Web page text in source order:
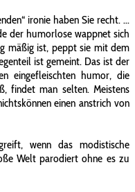
ironie haben Sie recht. ...
der humorlose wappnet sich
mäßig ist, peppt sie mit dem
ist gemeint. Das ist der
eingefleischten humor, die
findet man selten. Meistens
einen anstrich von
wenn das modistische
Welt parodiert ohne es zu